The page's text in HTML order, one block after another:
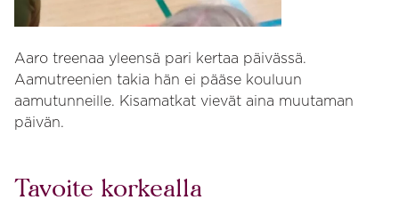
Aaro treenaa yleensä pari kertaa päivässä.
Aamutreenien takia hän ei pääse kouluun
aamutunneille. Kisamatkat vievät aina muutaman
päivän.
Tavoite korkealla